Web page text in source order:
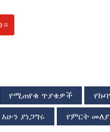
የሚጠየቁ ጥያቄዎች
አሁን ያነጋግሩ የምርት